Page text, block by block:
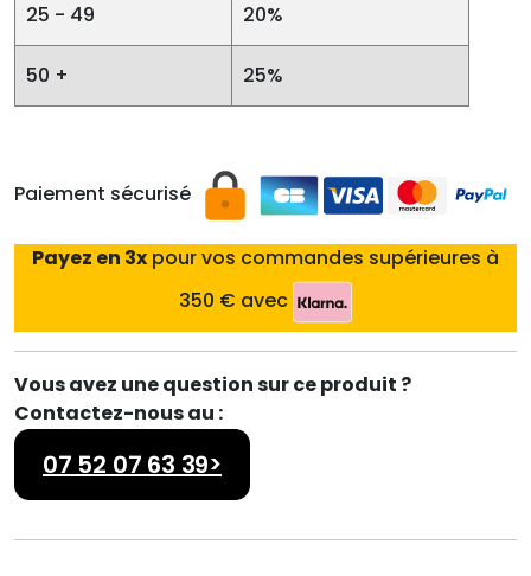
25 - 49 20%
50 + 25%
Paiement sécurisé
Payez en 3x pour vos commandes supérieures à
350 € avec
Vous avez une question sur ce produit ?
Contactez-nous au :
07 52 07 63 39>